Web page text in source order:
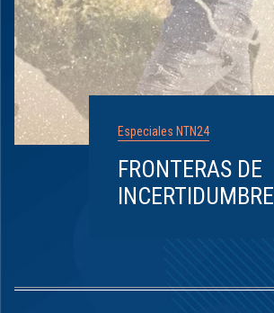
Especiales NTN24
FRONTERAS DE
INCERTIDUMBRE